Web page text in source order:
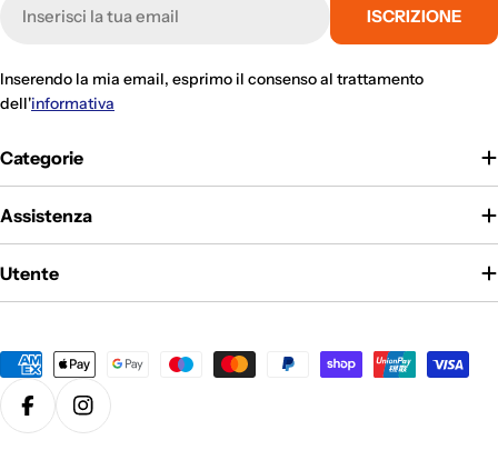
Categorie
Assistenza
Utente
mail
ISCRIZIONE
Inserendo la mia email, esprimo il consenso al trattamento
dell'informativa
Metodi
di
pagamento
FacebookInstagram